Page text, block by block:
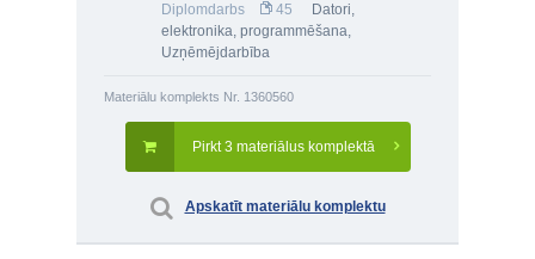
Diplomdarbs 45
Datori,
elektronika, programmēšana,
Uzņēmējdarbība
Materiālu komplekts Nr. 1360560
Pirkt 3 materiālus komplektā
Apskatīt materiālu komplektu